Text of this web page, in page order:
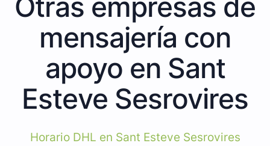
mensajería con
apoyo en Sant
Esteve Sesrovires
Horario DHL en Sant Esteve Sesrovires